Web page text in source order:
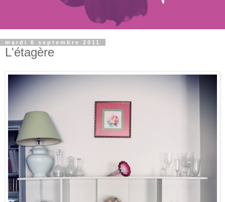
mardi 6 septembre 2011
L'étagère